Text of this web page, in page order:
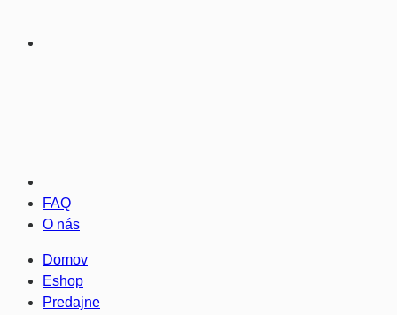
FAQ
O nás
Domov
Eshop
Predajne